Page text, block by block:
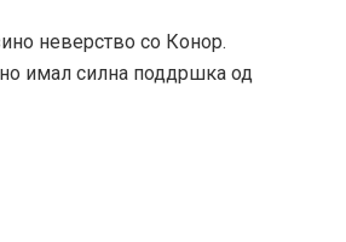
неверство со Конор.
имал силна поддршка од